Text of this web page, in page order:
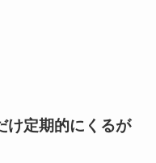
け定期的にくるが